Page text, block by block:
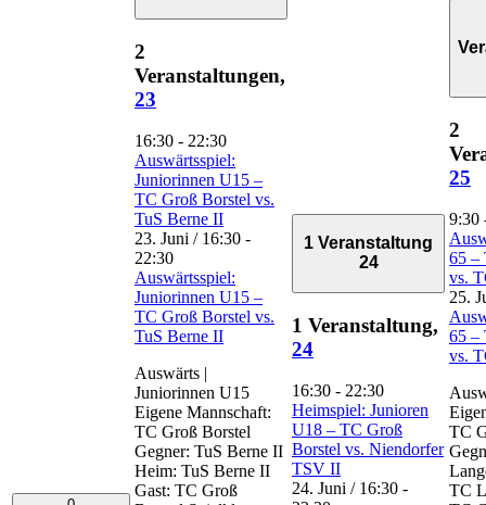
2
Veranstaltungen,
23
16:30 - 22:30
Auswärtsspiel:
Juniorinnen U15 –
TC Groß Borstel vs.
TuS Berne II
23. Juni / 16:30 -
22:30
Auswärtsspiel:
Juniorinnen U15 –
TC Groß Borstel vs.
TuS Berne II
Auswärts |
Juniorinnen U15
Eigene Mannschaft:
TC Groß Borstel
Gegner: TuS Berne II
Heim: TuS Berne II
Gast: TC Groß
1 Veranstaltung
24
1 Veranstaltung,
24
16:30 - 22:30
Heimspiel: Junioren
U18 – TC Groß
Borstel vs. Niendorfer
TSV II
24. Juni / 16:30 -
2
25
9:30
65 –
vs.
25.
65 –
vs.
TC
TC